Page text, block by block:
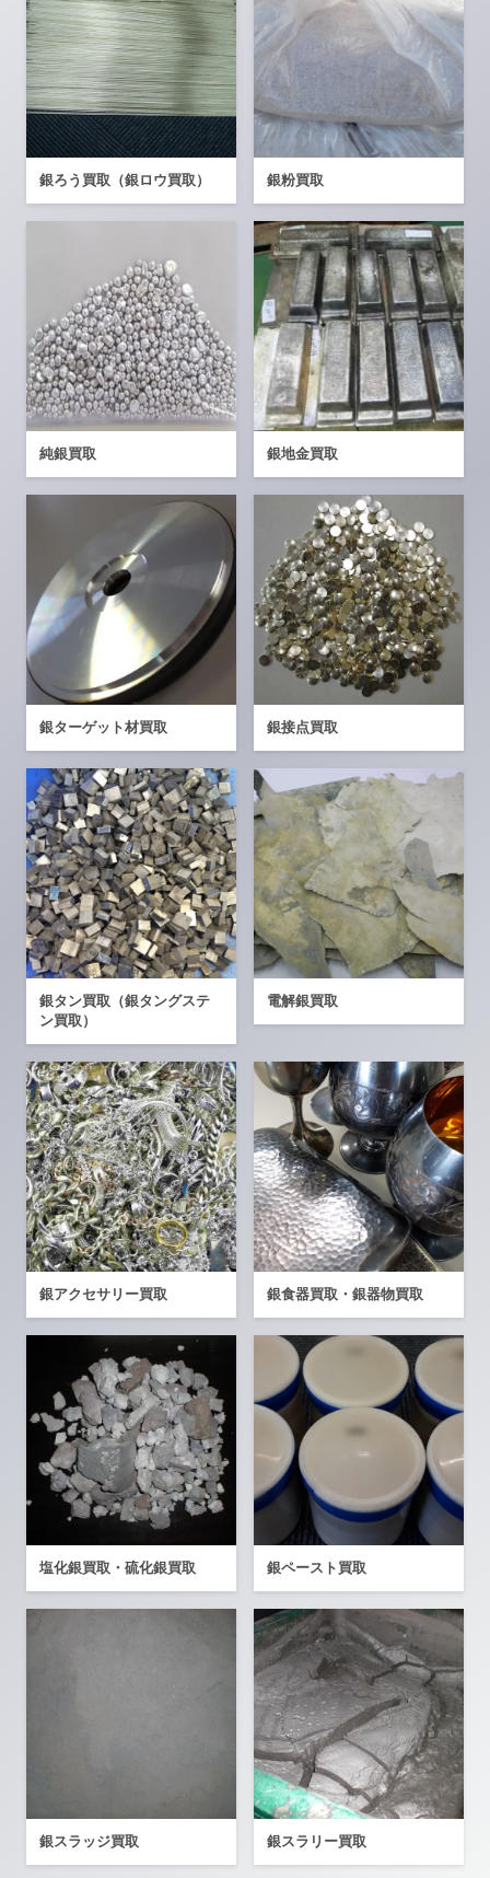
銀ろう買取（銀ロウ買取） 銀粉買取
純銀買取 銀地金買取
銀ターゲット材買取 銀接点買取
銀タン買取（銀タングステ
ン買取）
電解銀買取
銀アクセサリー買取 銀食器買取・銀器物買取
塩化銀買取・硫化銀買取 銀ペースト買取
銀スラッジ買取 銀スラリー買取